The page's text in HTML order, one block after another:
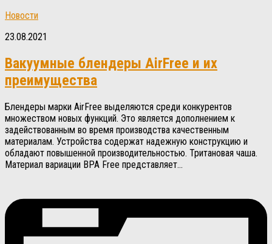
Новости
23.08.2021
Вакуумные блендеры AirFree и их
преимущества
Блендеры марки AirFree выделяются среди конкурентов
множеством новых функций. Это является дополнением к
задействованным во время производства качественным
материалам. Устройства содержат надежную конструкцию и
обладают повышенной производительностью. Тритановая чаша.
Материал вариации BPA Free представляет...